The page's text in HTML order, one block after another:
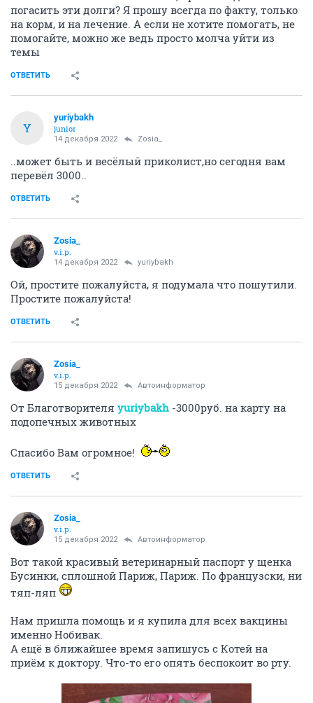
собачек?
Zosia_
14 декабря 2022 OlgaM123
Оленька, спасибо большое!
Попозже обязательно напишу, кто был в этом году
подобран и кто пристроен
ОТВЕТИТЬ
Zosia_
v.i.p.
14 декабря 2022 Автоинформатор
От БлаготворителяСветланы Петровны-300руб. на
карту в помощь подопечным животным
v.i.p.
14 декабря 2022
p_s_a
-300руб. на карту на
подопечных животных
v.i.p.
14 декабря 2022 Автоинформатор
За этот год были подобраны:
1. Черный кот Яшка - пристроен
2. Кот Василий - пристроен